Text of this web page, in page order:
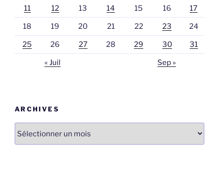
11 12 13 14 15 16 17
18 19 20 21 22 23 24
25 26 27 28 29 30 31
« Juil Sep »
ARCHIVES